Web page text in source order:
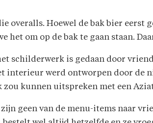
overalls. Hoewel de bak bier eerst
het om op de bak te gaan staan.
schilderwerk is gedaan door
interieur werd ontworpen door de
zou kunnen uitspreken met een
geen van de menu-items naar